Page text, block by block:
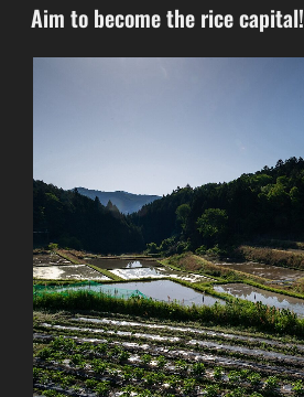
稿
日:
Aim to become the rice capital!